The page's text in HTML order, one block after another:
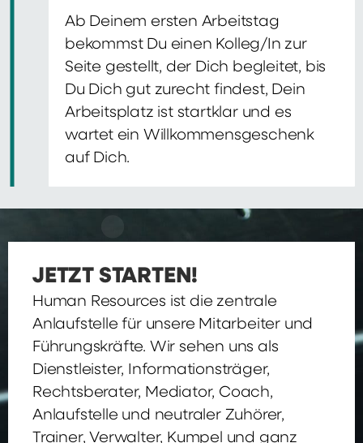
Ab Deinem ersten Arbeitstag
bekommst Du einen Kolleg/In zur
Seite gestellt, der Dich begleitet, bis
Du Dich gut zurecht findest, Dein
Arbeitsplatz ist startklar und es
wartet ein Willkommensgeschenk
auf Dich.
JETZT STARTEN!
Human Resources ist die zentrale
Anlaufstelle für unsere Mitarbeiter und
Führungskräfte. Wir sehen uns als
Dienstleister, Informationsträger,
Rechtsberater, Mediator, Coach,
Anlaufstelle und neutraler Zuhörer,
Trainer, Verwalter, Kumpel und ganz